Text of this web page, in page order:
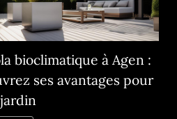
bioclimatique à Agen :
ses avantages pour